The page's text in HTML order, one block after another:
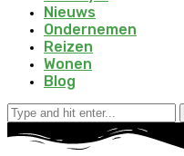
Nieuws
Ondernemen
Reizen
Wonen
Blog